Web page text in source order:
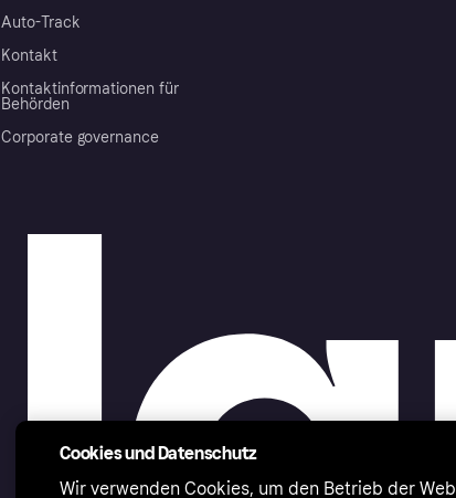
Auto-Track
Kontakt
Kontaktinformationen für
Behörden
Corporate governance
Cookies und Datenschutz
Wir verwenden Cookies, um den Betrieb der